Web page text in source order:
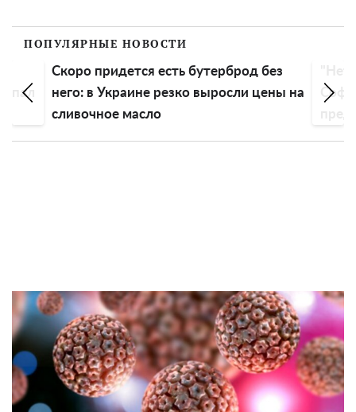
ПОПУЛЯРНЫЕ НОВОСТИ
Скоро придется есть бутерброд без
него: в Украине резко выросли цены на
сливочное масло